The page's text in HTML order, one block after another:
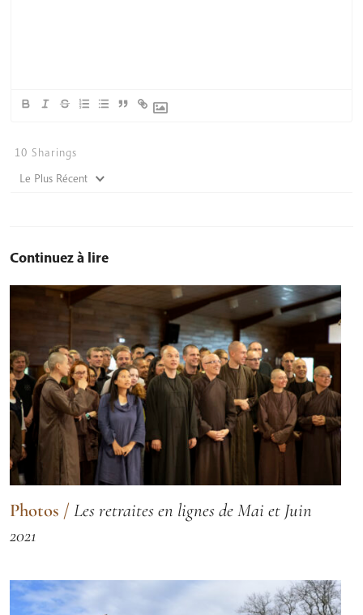
10 Sharings
Le Plus Récent
Continuez à lire
Photos / Les retraites en lignes de Mai et Juin
2021